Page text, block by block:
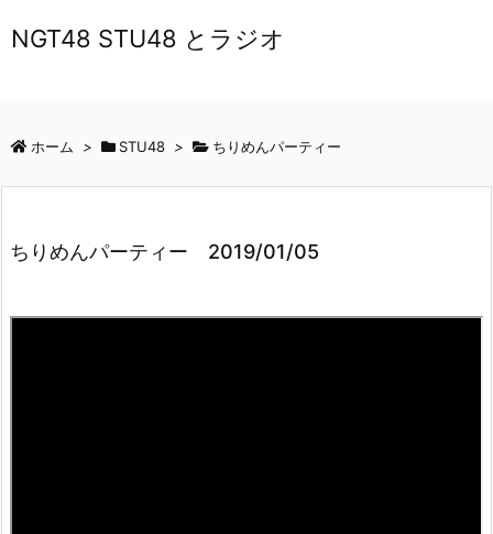
NGT48 STU48 とラジオ
ホーム > STU48 > ちりめんパーティー
ちりめんパーティー 2019/01/05